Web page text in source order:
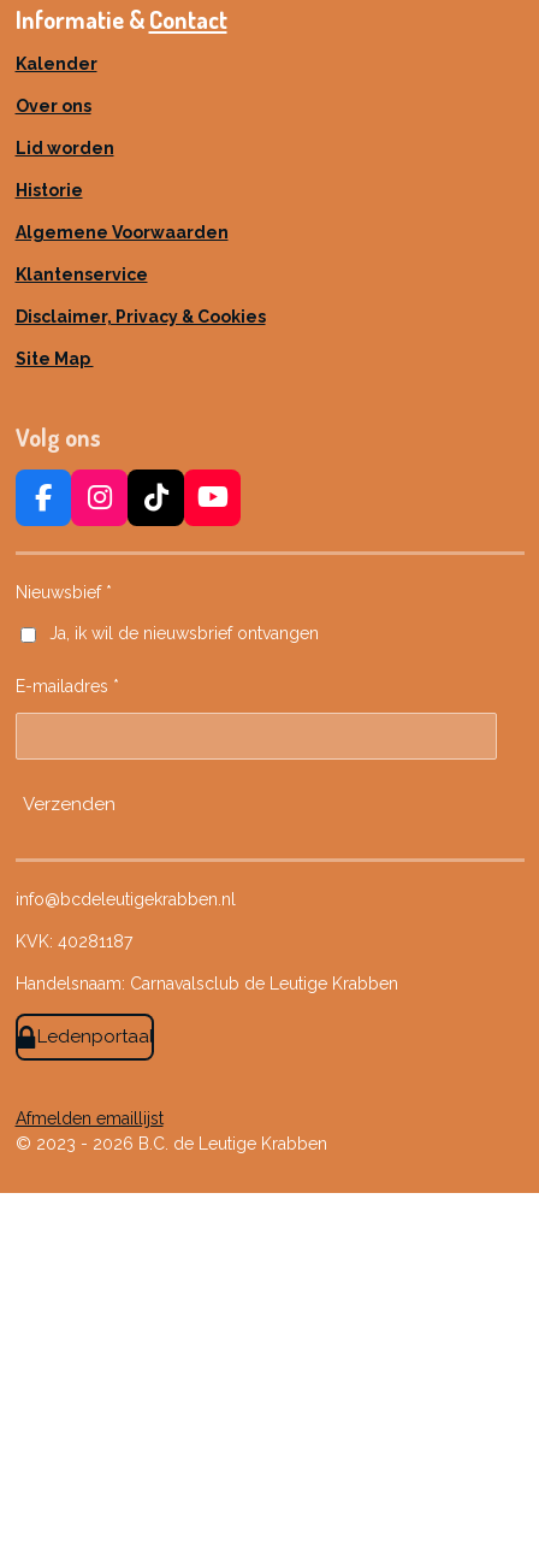
Informatie &Contact
Kalender
Over ons
Lid worden
Historie
Algemene Voorwaarden
Klantenservice
Disclaimer, Privacy & Cookies
Site Map
Volg ons
F
a
c
e
o
k
I
n
s
t
g
a
m
T
i
k
k
Y
o
u
b
Nieuwsbief *
Ja, ik wil de nieuwsbrief ontvangen
E-mailadres *
Verzenden
info@bcdeleutigekrabben.nl
KVK: 40281187
Handelsnaam: Carnavalsclub de Leutige Krabben
Ledenportaal
Afmelden emaillijst
© 2023 - 2026 B.C. de Leutige Krabben